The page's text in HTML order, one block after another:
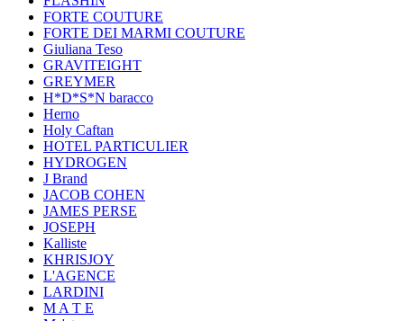
FORTE COUTURE
FORTE DEI MARMI COUTURE
Giuliana Teso
GRAVITEIGHT
GREYMER
H*D*S*N baracco
Herno
Holy Caftan
HOTEL PARTICULIER
HYDROGEN
J Brand
JACOB COHEN
JAMES PERSE
JOSEPH
Kalliste
KHRISJOY
L'AGENCE
LARDINI
M A T E